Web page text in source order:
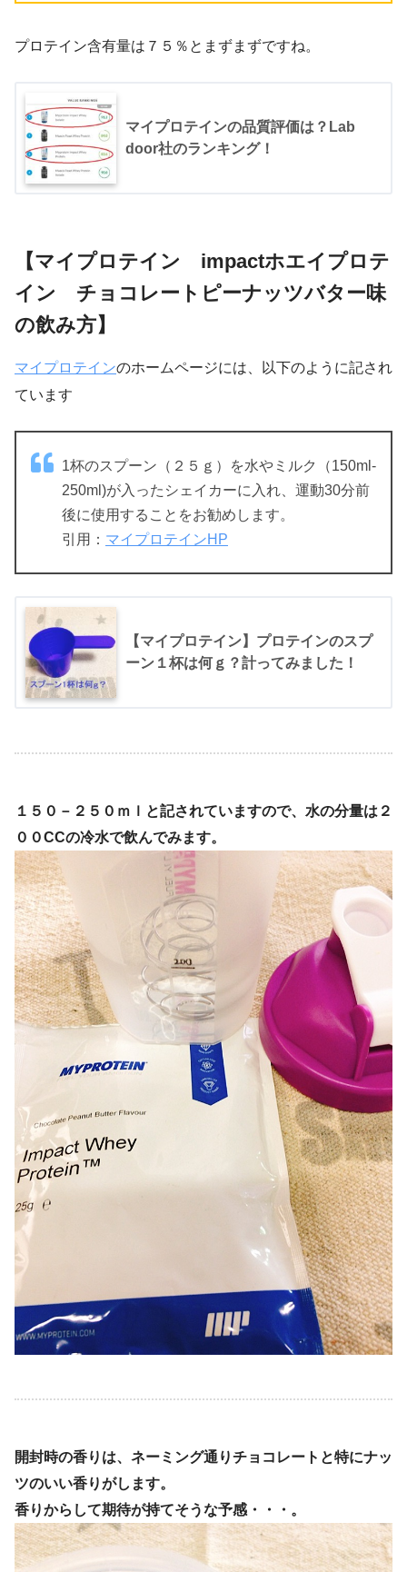
プロテイン含有量は７５％とまずまずですね。
マイプロテインの品質評価は？Lab
door社のランキング！
【マイプロテイン impactホエイプロテ
イン チョコレートピーナッツバター味
の飲み方】
マイプロテインのホームページには、以下のように記され
ています
1杯のスプーン（２５ｇ）を水やミルク（150ml-
250ml)が入ったシェイカーに入れ、運動30分前
後に使用することをお勧めします。
引用： マイプロテインHP
【マイプロテイン】プロテインのスプ
ーン１杯は何ｇ？計ってみました！
１５０－２５０ｍｌと記されていますので、水の分量は２
００CCの冷水で飲んでみます。
開封時の香りは、ネーミング通りチョコレートと特にナッ
ツのいい香りがします。
香りからして期待が持てそうな予感・・・。